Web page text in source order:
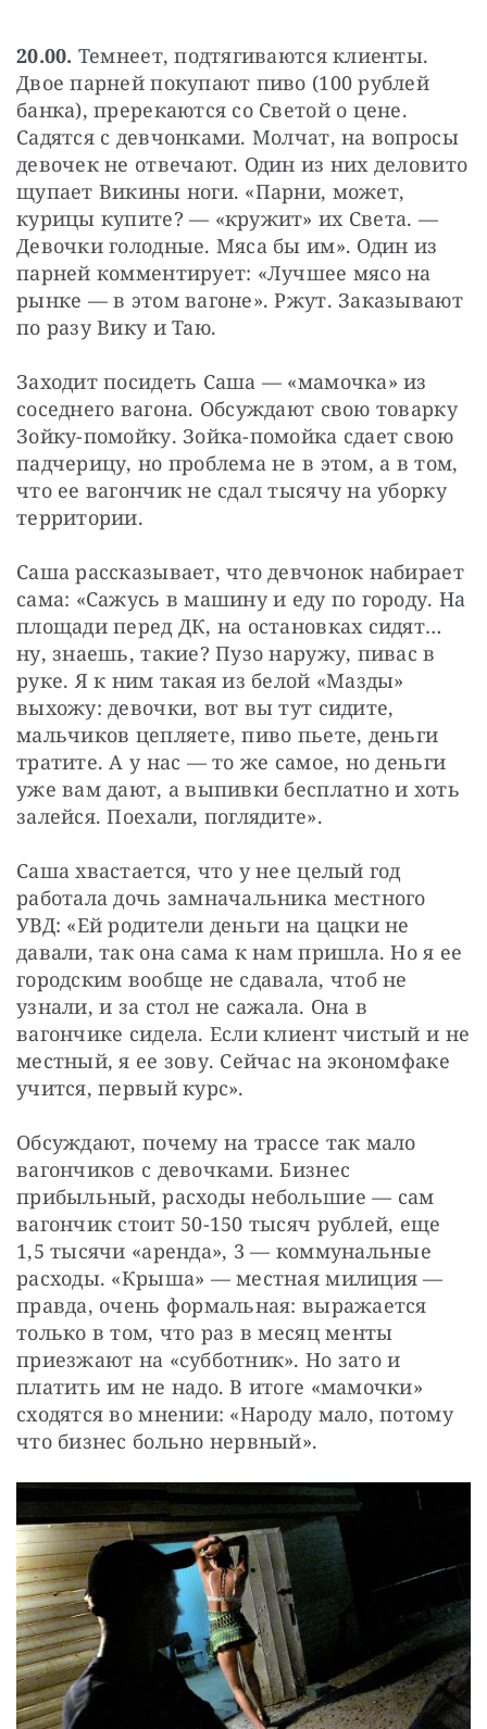
20.00. Темнеет, подтягиваются клиенты.
Двое парней покупают пиво (100 рублей
банка), пререкаются со Светой о цене.
Садятся с девчонками. Молчат, на вопросы
девочек не отвечают. Один из них деловито
щупает Викины ноги. «Парни, может,
курицы купите? — «кружит» их Света. —
Девочки голодные. Мяса бы им». Один из
парней комментирует: «Лучшее мясо на
рынке — в этом вагоне». Ржут. Заказывают
по разу Вику и Таю.
Заходит посидеть Саша — «мамочка» из
соседнего вагона. Обсуждают свою товарку
Зойку-помойку. Зойка-помойка сдает свою
падчерицу, но проблема не в этом, а в том,
что ее вагончик не сдал тысячу на уборку
территории.
Саша рассказывает, что девчонок набирает
сама: «Сажусь в машину и еду по городу. На
площади перед ДК, на остановках сидят…
ну, знаешь, такие? Пузо наружу, пивас в
руке. Я к ним такая из белой «Мазды»
выхожу: девочки, вот вы тут сидите,
мальчиков цепляете, пиво пьете, деньги
тратите. А у нас — то же самое, но деньги
уже вам дают, а выпивки бесплатно и хоть
залейся. Поехали, поглядите».
Саша хвастается, что у нее целый год
работала дочь замначальника местного
УВД: «Ей родители деньги на цацки не
давали, так она сама к нам пришла. Но я ее
городским вообще не сдавала, чтоб не
узнали, и за стол не сажала. Она в
вагончике сидела. Если клиент чистый и не
местный, я ее зову. Сейчас на экономфаке
учится, первый курс».
Обсуждают, почему на трассе так мало
вагончиков с девочками. Бизнес
прибыльный, расходы небольшие — сам
вагончик стоит 50-150 тысяч рублей, еще
1,5 тысячи «аренда», 3 — коммунальные
расходы. «Крыша» — местная милиция —
правда, очень формальная: выражается
только в том, что раз в месяц менты
приезжают на «субботник». Но зато и
платить им не надо. В итоге «мамочки»
сходятся во мнении: «Народу мало, потому
что бизнес больно нервный».